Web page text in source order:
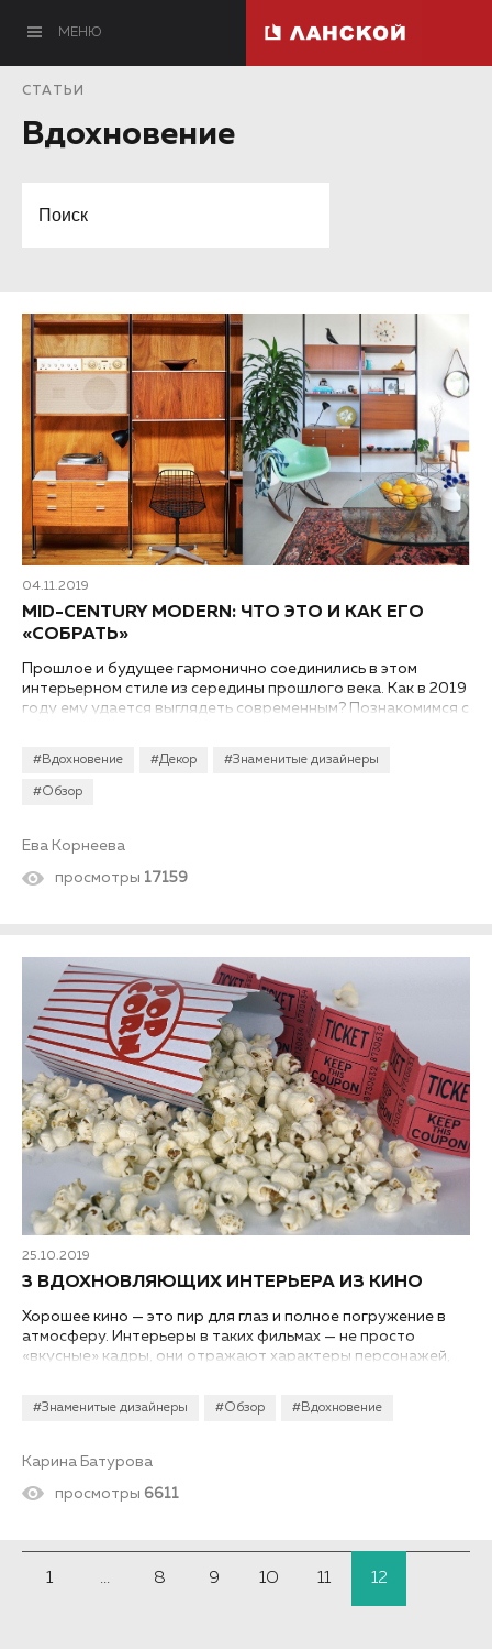
МЕНЮ
СТАТЬИ
Вдохновение
04.11.2019
#Вдохновение #Декор #Знаменитые дизайнеры
#Обзор
MID-CENTURY MODERN: ЧТО ЭТО И КАК ЕГО
«СОБРАТЬ»
Прошлое и будущее гармонично соединились в этом
интерьерном стиле из середины прошлого века. Как в 2019
году ему удается выглядеть современным? Познакомимся с
Ева Корнеева
просмотры 17159
25.10.2019
#Знаменитые дизайнеры #Обзор #Вдохновение
3 ВДОХНОВЛЯЮЩИХ ИНТЕРЬЕРА ИЗ КИНО
Хорошее кино — это пир для глаз и полное погружение в
атмосферу. Интерьеры в таких фильмах — не просто
«вкусные» кадры, они отражают характеры персонажей,
замыслу. Мы собрали 3 запоминающихся интерьера из мира
Карина Батурова
просмотры 6611
1 ... 8 9 10 11 12